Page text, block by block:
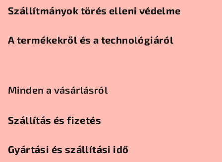
Szállítmányok törés elleni védelme
A termékekről és a technológiáról
Minden a vásárlásról
Szállítás és fizetés
Gyártási és szállítási idő